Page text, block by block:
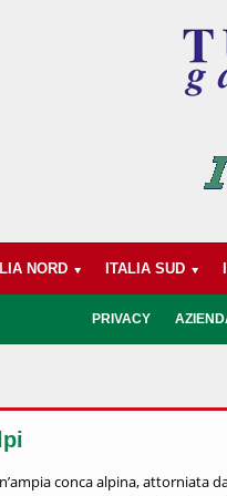
NORD ITALIA SUD
PRIVACY
conca alpina, attorniata